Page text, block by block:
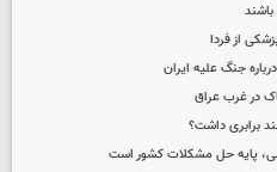
از فردا
جنگ علیه ایران
در غرب عراق
برابری داشت؟
پایه حل مشکلات کشور است